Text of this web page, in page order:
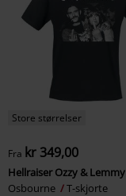
Store størrelser
Fra kr 349,00
Hellraiser Ozzy & Lemmy
Osbourne
T-skjorte